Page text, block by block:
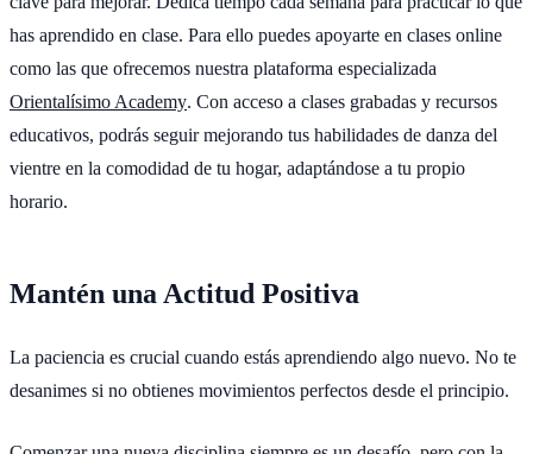
has aprendido en clase. Para ello puedes apoyarte en clases online
como las que ofrecemos nuestra plataforma especializada
Orientalísimo Academy. Con acceso a clases grabadas y recursos
educativos, podrás seguir mejorando tus habilidades de danza del
vientre en la comodidad de tu hogar, adaptándose a tu propio
horario.
Mantén una Actitud Positiva
La paciencia es crucial cuando estás aprendiendo algo nuevo. No te
desanimes si no obtienes movimientos perfectos desde el principio.